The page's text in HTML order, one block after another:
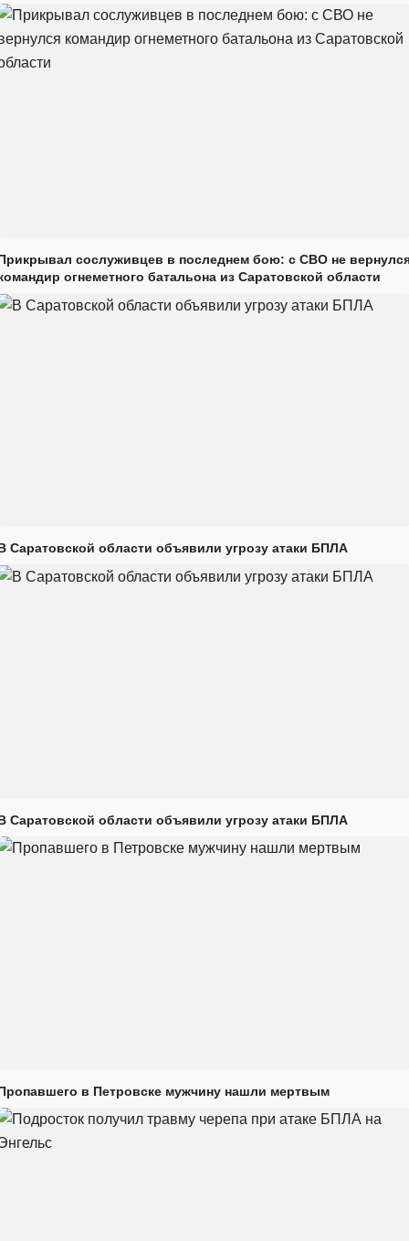
сослуживцев в последнем бою: с СВО не
огнеметного батальона из Саратовской области
Саратовской области объявили угрозу атаки БПЛА
Саратовской области объявили угрозу атаки БПЛА
в Петровске мужчину нашли мертвым